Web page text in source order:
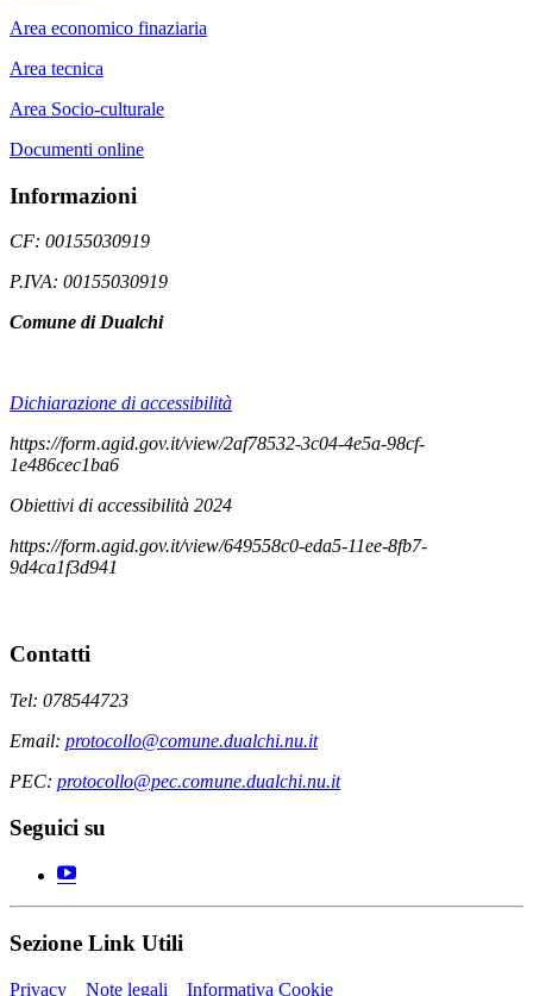
Area economico finaziaria
Area tecnica
Area Socio-culturale
Documenti online
Informazioni
CF: 00155030919
P.IVA: 00155030919
Comune di Dualchi
Dichiarazione di accessibilità
https://form.agid.gov.it/view/2af78532-3c04-4e5a-98cf-
1e486cec1ba6
Obiettivi di accessibilità 2024
https://form.agid.gov.it/view/649558c0-eda5-11ee-8fb7-
9d4ca1f3d941
Contatti
Tel: 078544723
Email: protocollo@comune.dualchi.nu.it
PEC: protocollo@pec.comune.dualchi.nu.it
Seguici su
Sezione Link Utili
Privacy Note legali Informativa Cookie